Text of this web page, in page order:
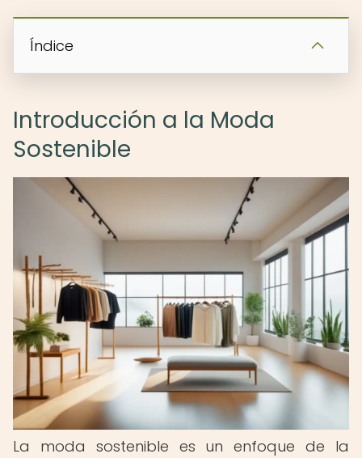
Índice
Introducción a la Moda
Sostenible
La moda sostenible es un enfoque de la